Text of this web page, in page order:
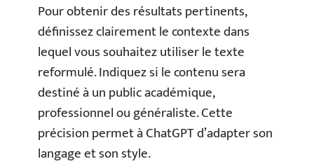
Pour obtenir des résultats pertinents,
définissez clairement le contexte dans
lequel vous souhaitez utiliser le texte
reformulé. Indiquez si le contenu sera
destiné à un public académique,
professionnel ou généraliste. Cette
précision permet à ChatGPT d’adapter son
langage et son style.